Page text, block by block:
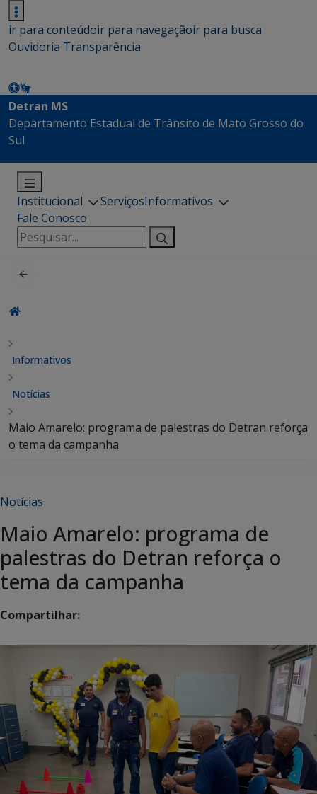
ir para conteúdoir para navegaçãoir para busca
Ouvidoria Transparência
Detran MS
Departamento Estadual de Trânsito de Mato Grosso do
Sul
Institucional ServiçosInformativos
Fale Conosco
Pesquisar
por:
Informativos
Notícias
Maio Amarelo: programa de palestras do Detran reforça
o tema da campanha
Notícias
Maio Amarelo: programa de
palestras do Detran reforça o
tema da campanha
Compartilhar: